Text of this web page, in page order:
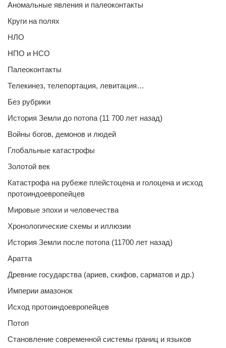
Аномальные явления и палеоконтакты
Круги на полях
НЛО
НПО и НСО
Палеоконтакты
Телекинез, телепортация, левитация…
Без рубрики
История Земли до потопа (11 700 лет назад)
Войны богов, демонов и людей
Глобальные катастрофы
Золотой век
Катастрофа на рубеже плейстоцена и голоцена и исход
протоиндоевропейцев
Мировые эпохи и человечества
Хронологические схемы и иллюзии
История Земли после потопа (11700 лет назад)
Аратта
Древние государства (ариев, скифов, сарматов и др.)
Империи амазонок
Исход протоиндоевропейцев
Потоп
Становление современной системы границ и языков